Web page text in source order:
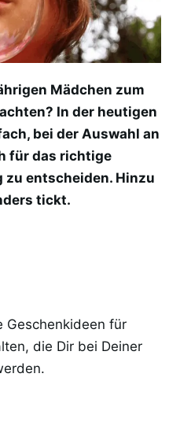
Mädchen zum
In der heutigen
bei der Auswahl an
für das richtige
zu entscheiden. Hinzu
tickt.
Geschenkideen für
die Dir bei Deiner